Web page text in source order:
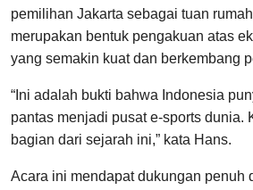
pemilihan Jakarta sebagai tuan
merupakan bentuk pengakuan atas
yang semakin kuat dan berkembang
“Ini adalah bukti bahwa Indonesia
pantas menjadi pusat e-sports dunia.
bagian dari sejarah ini,” kata Hans.
Acara ini mendapat dukungan penuh